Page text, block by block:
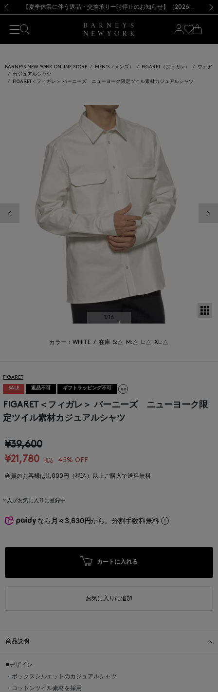
新規登録のお客様も対象！＜MY BARNEYS＞会員のお客様は11,000円（税込）以上のお買上げで常時送料無料！お買い物の際は会員登録を！
【夏季休業に伴う出荷一時停止のお知らせ】(2026.8.7) 【オンラインストア カスタマーセンター夏季休業に関するお知らせ】（2026.8.7）【夏季休業に伴う返品・交換承り一時停止のお知らせ】（2026.8.5）
熊本県を中心とした地震の影響によるお荷物のお届けについて
【開催中】SUMMER SALEのご案内・ご注意事項 新規登録のお客様も対象！＜MY BARNEYS＞会員のお客様は11,000円（税込）以上のお買上げで常時送料無料！お買い物の際は会員登録を！
【夏季休業に伴う出荷一時停止のお知らせ】(2026.8.7)
BARNEYS NEW YORK ONLINE STORE MEN'S（メンズ） FIGARET（フィガレ）
ウェア
カジュアルシャツ
FIGARET＜フィガレ＞ バーニーズ ニューヨーク限定ツイル素材カジュアルシャツ
1/16
カラー：WHITE / 在庫 S:△ M:△ L:△ XL:△
FIGARET
SALE 返品不可 ギフトラッピング不可
FIGARET＜フィガレ＞ バーニーズ ニューヨーク限
定ツイル素材カジュアルシャツ
¥39,600
¥21,780
税込 45% OFF
会員のお客様は11,000円（税込）以上ご購入で送料無料
11 人がお気に入りに登録中
なら 月々3,630円から。分割手数料無料
カートに入れる
お気に入りに追加
商品説明
■デザイン
・ボックスシルエットのカジュアルシャツ
・コットンツイル素材を採用